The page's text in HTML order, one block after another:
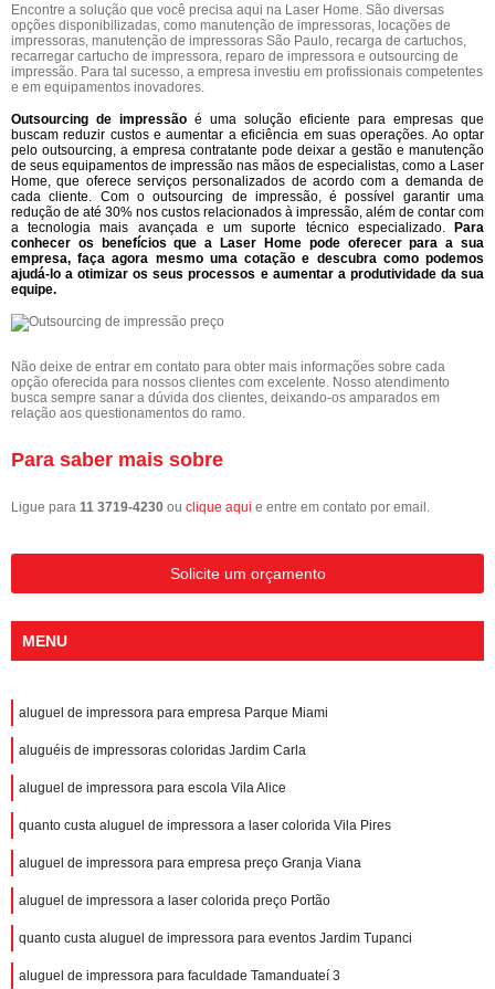
Encontre a solução que você precisa aqui na Laser Home. São diversas
opções disponibilizadas, como manutenção de impressoras, locações de
impressoras, manutenção de impressoras São Paulo, recarga de cartuchos,
recarregar cartucho de impressora, reparo de impressora e outsourcing de
impressão. Para tal sucesso, a empresa investiu em profissionais competentes
e em equipamentos inovadores.
Outsourcing de impressão é uma solução eficiente para empresas que
buscam reduzir custos e aumentar a eficiência em suas operações. Ao optar
pelo outsourcing, a empresa contratante pode deixar a gestão e manutenção
de seus equipamentos de impressão nas mãos de especialistas, como a Laser
Home, que oferece serviços personalizados de acordo com a demanda de
cada cliente. Com o outsourcing de impressão, é possível garantir uma
redução de até 30% nos custos relacionados à impressão, além de contar com
a tecnologia mais avançada e um suporte técnico especializado. Para
conhecer os benefícios que a Laser Home pode oferecer para a sua
empresa, faça agora mesmo uma cotação e descubra como podemos
ajudá-lo a otimizar os seus processos e aumentar a produtividade da sua
equipe.
Não deixe de entrar em contato para obter mais informações sobre cada
opção oferecida para nossos clientes com excelente. Nosso atendimento
busca sempre sanar a dúvida dos clientes, deixando-os amparados em
relação aos questionamentos do ramo.
Para saber mais sobre
Ligue para 11 3719-4230 ou clique aqui e entre em contato por email.
Solicite um orçamento
MENU
aluguel de impressora para empresa Parque Miami
aluguéis de impressoras coloridas Jardim Carla
aluguel de impressora para escola Vila Alice
quanto custa aluguel de impressora a laser colorida Vila Pires
aluguel de impressora para empresa preço Granja Viana
aluguel de impressora a laser colorida preço Portão
quanto custa aluguel de impressora para eventos Jardim Tupanci
aluguel de impressora para faculdade Tamanduateí 3